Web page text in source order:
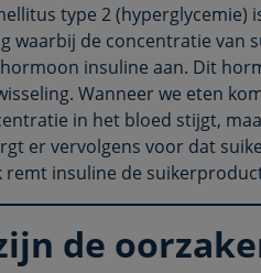
type 2 (hyperglycemie)
waarbij de concentratie van
insuline aan. Dit
Wanneer we eten
in het bloed stijgt,
er vervolgens voor dat
remt insuline de
de